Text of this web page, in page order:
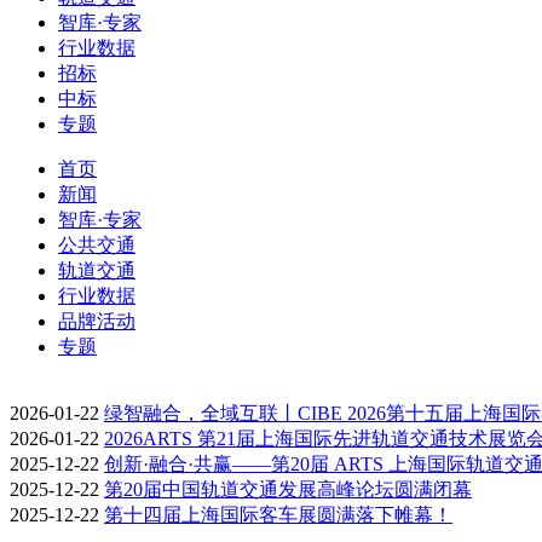
智库·专家
行业数据
招标
中标
专题
首页
新闻
智库·专家
公共交通
轨道交通
行业数据
品牌活动
专题
2026-01-22 绿智融合，全域互联丨CIBE 2026第十五届上海国
2026-01-22 2026ARTS 第21届上海国际先进轨道交通技术展览
2025-12-22 创新·融合·共赢——第20届 ARTS 上海国际轨道交
2025-12-22 第20届中国轨道交通发展高峰论坛圆满闭幕
2025-12-22 第十四届上海国际客车展圆满落下帷幕！